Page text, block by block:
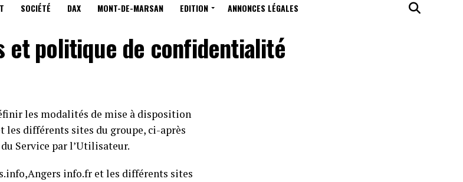
SOCIÉTÉ DAX MONT-DE-MARSAN EDITION ANNONCES LÉGALES
et politique de confidentialité
les modalités de mise à disposition
les différents sites du groupe, ci-après
Service par l’Utilisateur.
info.fr et les différents sites